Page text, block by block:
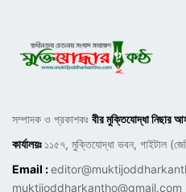
সম্পাদক ও প্রকাশকঃ বীর মুক্তিযোদ্ধা নিছার
কার্যালয়ঃ ১১৫৭, মুক্তিযোদ্ধা ভবন, গাইটাল
Email :
muktijoddharkantho@gmail.com